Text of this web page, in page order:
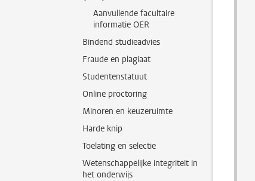
Aanvullende facultaire
informatie OER
Bindend studieadvies
Fraude en plagiaat
Studentenstatuut
Online proctoring
Minoren en keuzeruimte
Harde knip
Toelating en selectie
Wetenschappelijke integriteit in
het onderwijs